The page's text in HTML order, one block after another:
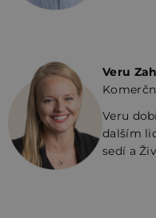
Veru
Veru
dalším
sedí a